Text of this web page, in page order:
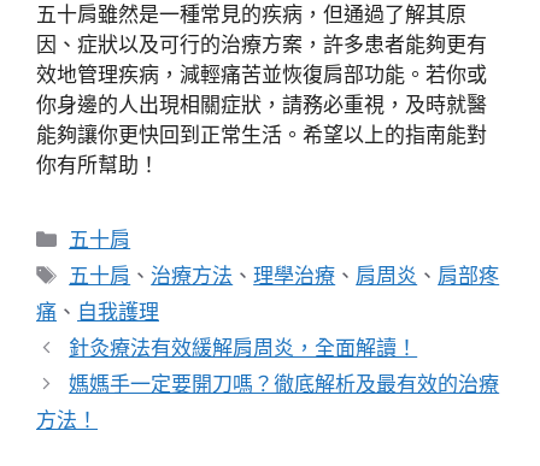
五十肩雖然是一種常見的疾病，但通過了解其原
因、症狀以及可行的治療方案，許多患者能夠更有
效地管理疾病，減輕痛苦並恢復肩部功能。若你或
你身邊的人出現相關症狀，請務必重視，及時就醫
能夠讓你更快回到正常生活。希望以上的指南能對
你有所幫助！
分
類
五十肩
標
籤
五十肩 、 治療方法 、理學治療 、 肩周炎 、 肩部疼
痛 、 自我護理
針灸療法有效緩解肩周炎，全面解讀！
媽媽手一定要開刀嗎？徹底解析及最有效的治療
方法！